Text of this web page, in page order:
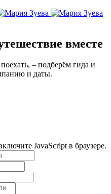
вместе
– подберём гида и
и даты.
JavaScript в браузере.